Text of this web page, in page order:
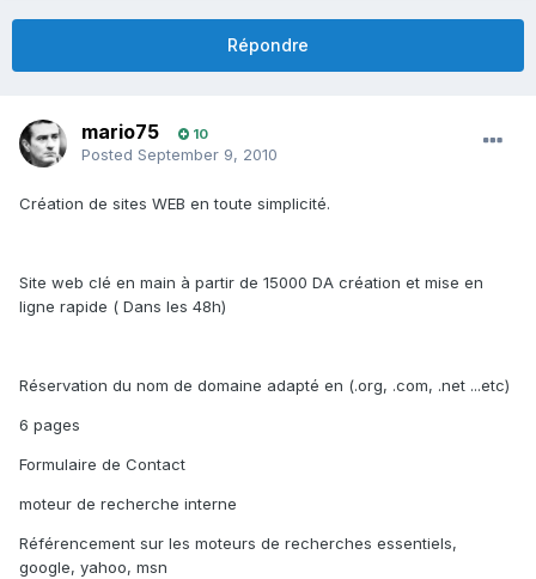
Répondre
mario75 10
Posted September 9, 2010
Création de sites WEB en toute simplicité.
Site web clé en main à partir de 15000 DA création et mise en
ligne rapide ( Dans les 48h)
Réservation du nom de domaine adapté en (.org, .com, .net ...etc)
6 pages
Formulaire de Contact
moteur de recherche interne
Référencement sur les moteurs de recherches essentiels,
google, yahoo, msn